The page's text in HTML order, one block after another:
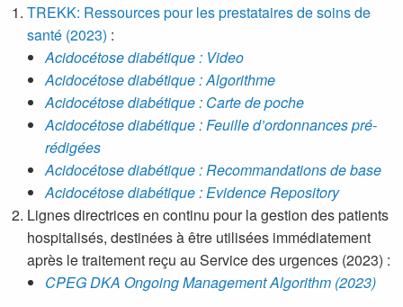
TREKK: Ressources pour les prestataires de soins de
santé (2023) :
Acidocétose diabétique : Video
Acidocétose diabétique : Algorithme
Acidocétose diabétique : Carte de poche
Acidocétose diabétique : Feuille d’ordonnances pré-
rédigées
Acidocétose diabétique : Recommandations de base
Acidocétose diabétique : Evidence Repository
Lignes directrices en continu pour la gestion des patients
hospitalisés, destinées à être utilisées immédiatement
après le traitement reçu au Service des urgences (2023) :
CPEG DKA Ongoing Management Algorithm (2023)